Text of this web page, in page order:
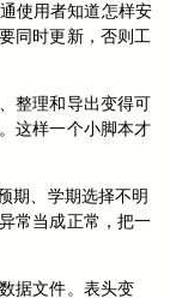
使用者知道怎样安
同时更新，否则工
整理和导出变得可
这样一个小脚本才
期、学期选择不明
常当成正常，把一
据文件。表头变